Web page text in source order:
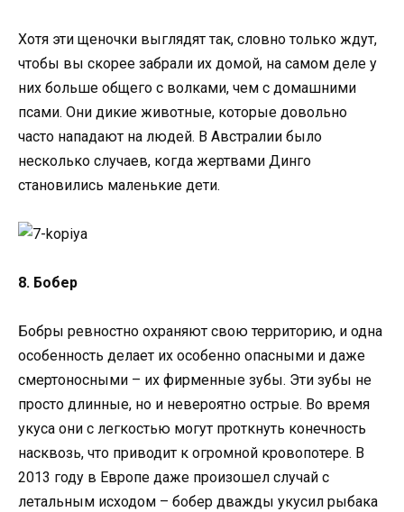
Хотя эти щеночки выглядят так, словно только ждут,
чтобы вы скорее забрали их домой, на самом деле у
них больше общего с волками, чем с домашними
псами. Они дикие животные, которые довольно
часто нападают на людей. В Австралии было
несколько случаев, когда жертвами Динго
становились маленькие дети.
8. Бобер
Бобры ревностно охраняют свою территорию, и одна
особенность делает их особенно опасными и даже
смертоносными – их фирменные зубы. Эти зубы не
просто длинные, но и невероятно острые. Во время
укуса они с легкостью могут проткнуть конечность
насквозь, что приводит к огромной кровопотере. В
2013 году в Европе даже произошел случай с
летальным исходом – бобер дважды укусил рыбака